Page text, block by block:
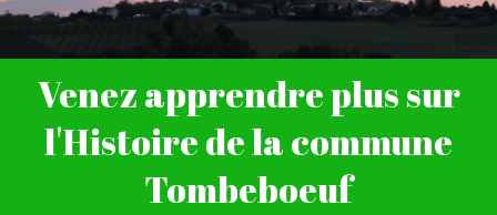
Venez apprendre plus sur
l'Histoire de la commune
Tombeboeuf